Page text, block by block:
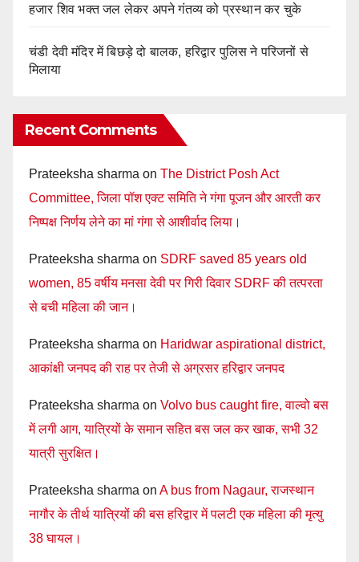
हजार शिव भक्त जल लेकर अपने गंतव्य को प्रस्थान कर चुके
चंडी देवी मंदिर में बिछड़े दो बालक, हरिद्वार पुलिस ने परिजनों से
मिलाया
Recent Comments
Prateeksha sharma on The District Posh Act
Committee, जिला पॉश एक्ट समिति ने गंगा पूजन और आरती कर
निष्पक्ष निर्णय लेने का मां गंगा से आशीर्वाद लिया।
Prateeksha sharma on SDRF saved 85 years old
women, 85 वर्षीय मनसा देवी पर गिरी दिवार SDRF की तत्परता
से बची महिला की जान।
Prateeksha sharma on Haridwar aspirational district,
आकांक्षी जनपद की राह पर तेजी से अग्रसर हरिद्वार जनपद
Prateeksha sharma on Volvo bus caught fire, वाल्वो बस
में लगी आग, यात्रियों के समान सहित बस जल कर खाक, सभी 32
यात्री सुरक्षित।
Prateeksha sharma on A bus from Nagaur, राजस्थान
नागौर के तीर्थ यात्रियों की बस हरिद्वार में पलटी एक महिला की मृत्यु
38 घायल।